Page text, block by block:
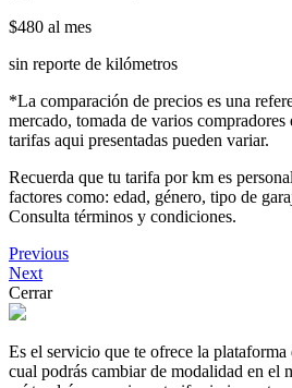
$480 al mes
sin reporte de kilómetros
*La comparación de precios es una
mercado, tomada de varios
tarifas aqui presentadas pueden variar.
Recuerda que tu tarifa por km es
factores como: edad, género, tipo de
Consulta términos y condiciones.
Previous
Next
Cerrar
Es el servicio que te ofrece la plataforma
cual podrás cambiar de modalidad en el